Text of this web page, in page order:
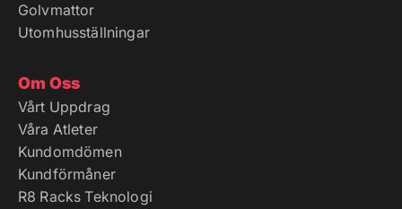
Golvmattor
Utomhusställningar
Om Oss
Vårt Uppdrag
Våra Atleter
Kundomdömen
Kundförmåner
R8 Racks Teknologi